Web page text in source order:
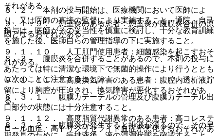
それがある。
９．１．９． 憩室炎のある患者：憩室炎が腹膜炎合併の原
因となるおそれがある。
９．１．１０． 人工肛門使用患者：細菌感染を起こすおそ
れがある。
９．１．１１． 高度換気障害のある患者：腹腔内透析液貯
留により胸腔が圧迫され、換気障害が悪化するおそれがあ
る。
９．１．１２． 高度脂質代謝異常のある患者：高コレステ
ロール血症、高トリグリセライド血症が悪化するおそれがあ
８．２． 本剤の投与開始は、医療機関において医師によ
り、又は医師の直接の監督により実施すること。通院、自己
投与は、医師がその妥当性を慎重に検討し、十分な教育訓練
を施した後、医師自らの管理指導の下に実施すること。
８．３． 腹膜炎を合併することがあるので、本剤の投与に
あたっては特に清潔な環境下で無菌的操作により行うととも
に次のことに注意すること。
８．３．１． 腹膜カテーテルの管理及び腹膜カテーテル出
口部分の状態には十分注意すること。
８．３．２． 腹膜炎が発生すると排液が濁るので、その早